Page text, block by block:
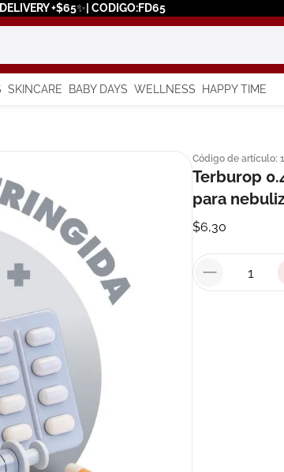
+$65✨| CODIGO:FD65
SKINCARE BABY DAYS WELLNESS HAPPY TIME
Código de artículo:
Terburop
para
$6,30